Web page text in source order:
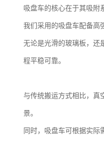
吸盘车的核心在于其吸附
我们采用的吸盘车配备高
无论是光滑的玻璃板，还
程平稳可靠。
与传统搬运方式相比，真
景。
同时，吸盘车可根据实际